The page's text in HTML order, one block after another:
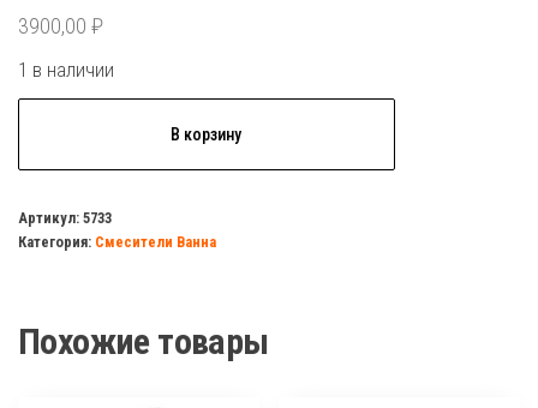
3900,00 ₽
1 в наличии
для
ванны
1/2
В корзину
Артикул: 5733
Категория: Смесители Ванна
Похожие товары